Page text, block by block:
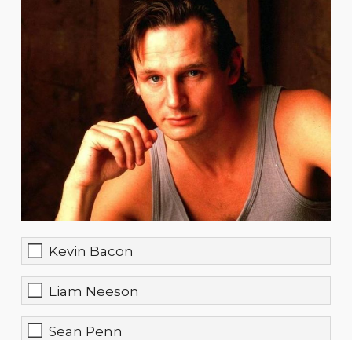
Kevin Bacon
Liam Neeson
Sean Penn